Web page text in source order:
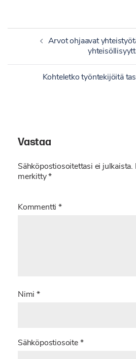
Artikkelien
Arvot ohjaavat
Kohteletko työntekijöitä
Vastaa
Sähköpostiosoitettasi ei julkaista.
merkitty*
Kommentti*
Nimi *
Sähköpostiosoite *